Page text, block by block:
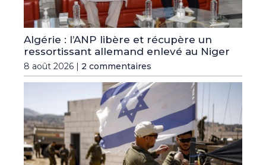
Algérie : l’ANP libère et récupère un
ressortissant allemand enlevé au Niger
8 août 2026 | 2 commentaires